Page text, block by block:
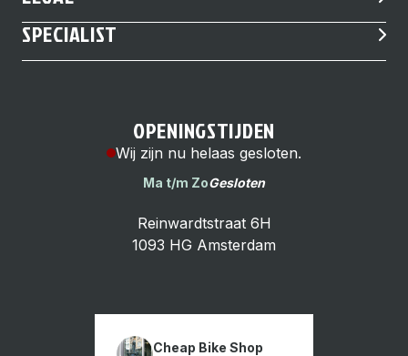
SPECIALIST
Cheap Bike Shop
OPENINGSTIJDEN
Wij zijn nu helaas gesloten.
Ma t/m ZoGesloten
Reinwardtstraat 6H
1093 HG Amsterdam